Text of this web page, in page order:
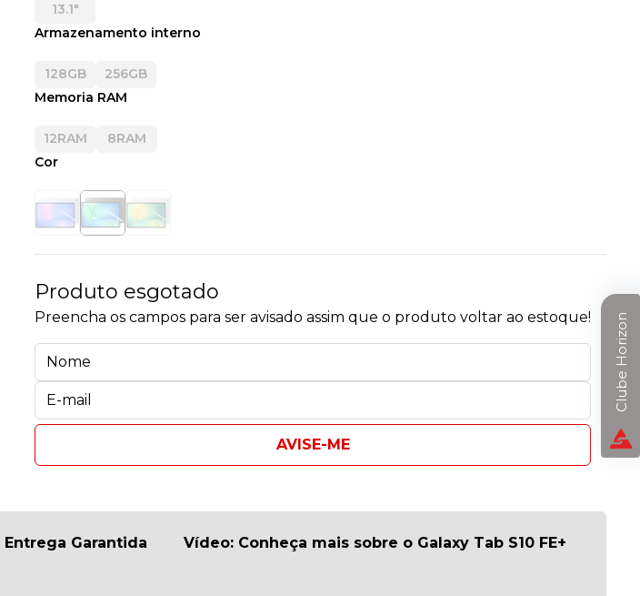
13.1"
Armazenamento interno
128GB
256GB
Memoria RAM
12RAM
8RAM
Cor
Produto esgotado
Preencha os campos para ser avisado assim que o produto voltar ao estoque!
AVISE-ME
Entrega Garantida Vídeo: Conheça mais sobre o Galaxy Tab S10 FE+
Clube Horizon